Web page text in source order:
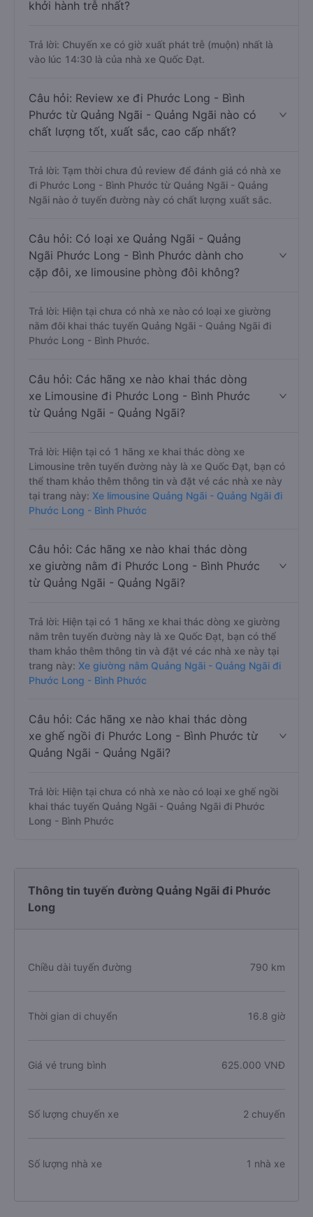
khởi hành trễ nhất?
Trả lời: Chuyến xe có giờ xuất phát trễ (muộn) nhất là
vào lúc 14:30 là của nhà xe Quốc Đạt.
Câu hỏi: Review xe đi Phước Long - Bình
Phước từ Quảng Ngãi - Quảng Ngãi nào có
chất lượng tốt, xuất sắc, cao cấp nhất?
Trả lời: Tạm thời chưa đủ review để đánh giá có nhà xe
đi Phước Long - Bình Phước từ Quảng Ngãi - Quảng
Ngãi nào ở tuyến đường này có chất lượng xuất sắc.
Câu hỏi: Có loại xe Quảng Ngãi - Quảng
Ngãi Phước Long - Bình Phước dành cho
cặp đôi, xe limousine phòng đôi không?
Trả lời: Hiện tại chưa có nhà xe nào có loại xe giường
nằm đôi khai thác tuyến Quảng Ngãi - Quảng Ngãi đi
Phước Long - Bình Phước.
Câu hỏi: Các hãng xe nào khai thác dòng
xe Limousine đi Phước Long - Bình Phước
từ Quảng Ngãi - Quảng Ngãi?
Trả lời: Hiện tại có 1 hãng xe khai thác dòng xe
Limousine trên tuyến đường này là xe Quốc Đạt, bạn có
thể tham khảo thêm thông tin và đặt vé các nhà xe này
tại trang này: Xe limousine Quảng Ngãi - Quảng Ngãi đi
Phước Long - Bình Phước
Câu hỏi: Các hãng xe nào khai thác dòng
xe giường nằm đi Phước Long - Bình Phước
từ Quảng Ngãi - Quảng Ngãi?
Trả lời: Hiện tại có 1 hãng xe khai thác dòng xe giường
nằm trên tuyến đường này là xe Quốc Đạt, bạn có thể
tham khảo thêm thông tin và đặt vé các nhà xe này tại
trang này: Xe giường nằm Quảng Ngãi - Quảng Ngãi đi
Phước Long - Bình Phước
Câu hỏi: Các hãng xe nào khai thác dòng
xe ghế ngồi đi Phước Long - Bình Phước từ
Quảng Ngãi - Quảng Ngãi?
Trả lời: Hiện tại chưa có nhà xe nào có loại xe ghế ngồi
khai thác tuyến Quảng Ngãi - Quảng Ngãi đi Phước
Long - Bình Phước
Thông tin tuyến đường Quảng Ngãi đi Phước
Long
Chiều dài tuyến đường 790 km
Thời gian di chuyển 16.8 giờ
Giá vé trung bình 625.000 VNĐ
Số lượng chuyến xe 2 chuyến
Số lượng nhà xe 1 nhà xe